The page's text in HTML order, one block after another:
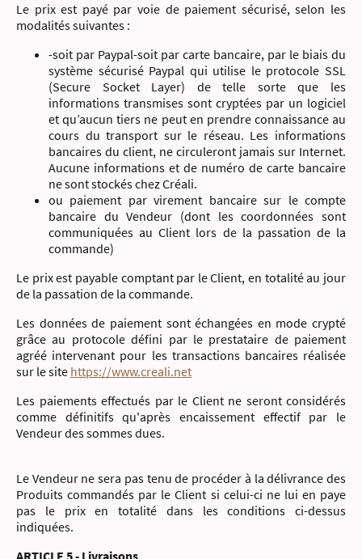
Le prix est payé par voie de paiement sécurisé, selon les
modalités suivantes :
-soit par Paypal-soit par carte bancaire, par le biais du
système sécurisé Paypal qui utilise le protocole SSL
(Secure Socket Layer) de telle sorte que les
informations transmises sont cryptées par un logiciel
et qu’aucun tiers ne peut en prendre connaissance au
cours du transport sur le réseau. Les informations
bancaires du client, ne circuleront jamais sur Internet.
Aucune informations et de numéro de carte bancaire
ne sont stockés chez Créali.
ou paiement par virement bancaire sur le compte
bancaire du Vendeur (dont les coordonnées sont
communiquées au Client lors de la passation de la
commande)
Le prix est payable comptant par le Client, en totalité au jour
de la passation de la commande.
Les données de paiement sont échangées en mode crypté
grâce au protocole défini par le prestataire de paiement
agréé intervenant pour les transactions bancaires réalisée
sur le site https://www.creali.net
Les paiements effectués par le Client ne seront considérés
comme définitifs qu'après encaissement effectif par le
Vendeur des sommes dues.
Le Vendeur ne sera pas tenu de procéder à la délivrance des
Produits commandés par le Client si celui-ci ne lui en paye
pas le prix en totalité dans les conditions ci-dessus
indiquées.